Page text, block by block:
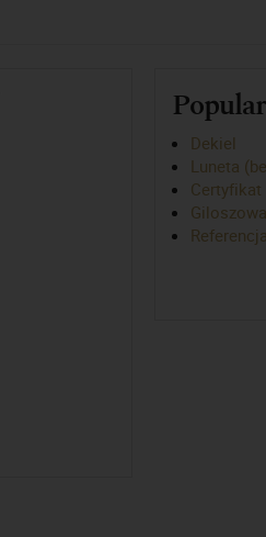
Dekiel
Luneta
Certyfikat